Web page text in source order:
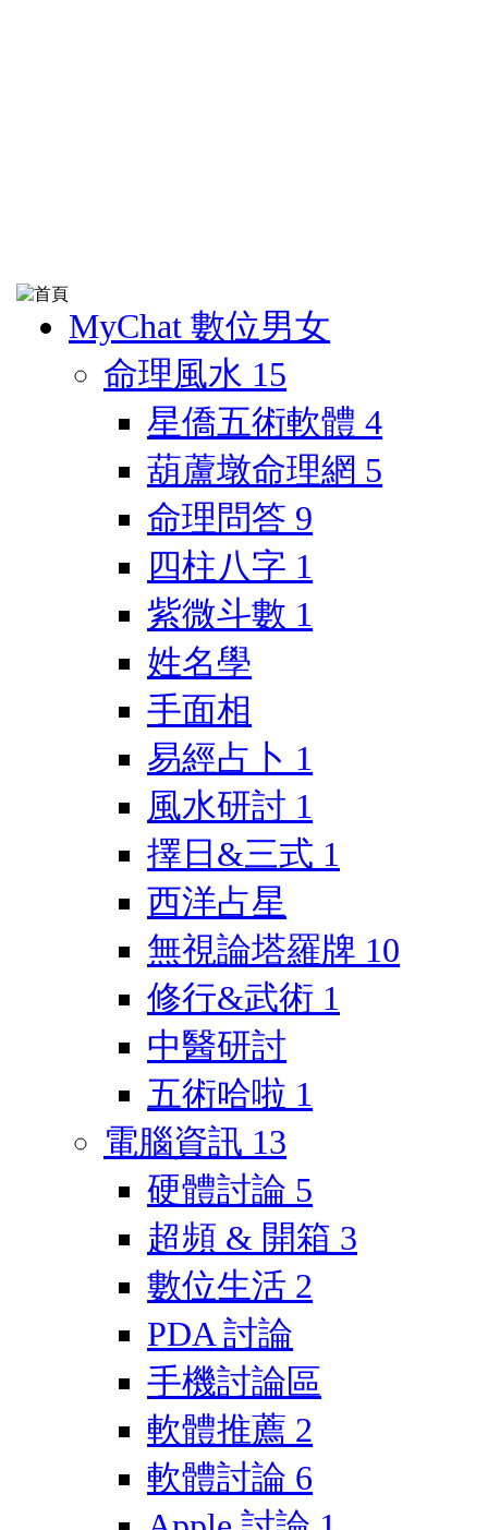
MyChat 數位男女
命理風水 15
星僑五術軟體 4
葫蘆墩命理網 5
命理問答 9
四柱八字 1
紫微斗數 1
姓名學
手面相
易經占卜 1
風水研討 1
擇日&三式 1
西洋占星
無視論塔羅牌 10
修行&武術 1
中醫研討
五術哈啦 1
電腦資訊 13
硬體討論 5
超頻 & 開箱 3
數位生活 2
PDA 討論
手機討論區
軟體推薦 2
軟體討論 6